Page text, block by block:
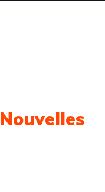
Nouvelles